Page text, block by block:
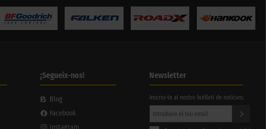
¡Segueix-nos!
Blog
Facebook
Newsletter
Inscriu-te al nostre butlletí de notícies: